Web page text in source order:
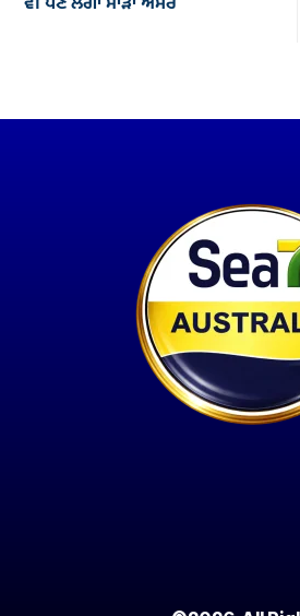
ਵੀ ਪੈਣ ਲੱਗਾ ਮਾੜਾ ਅਸਰ